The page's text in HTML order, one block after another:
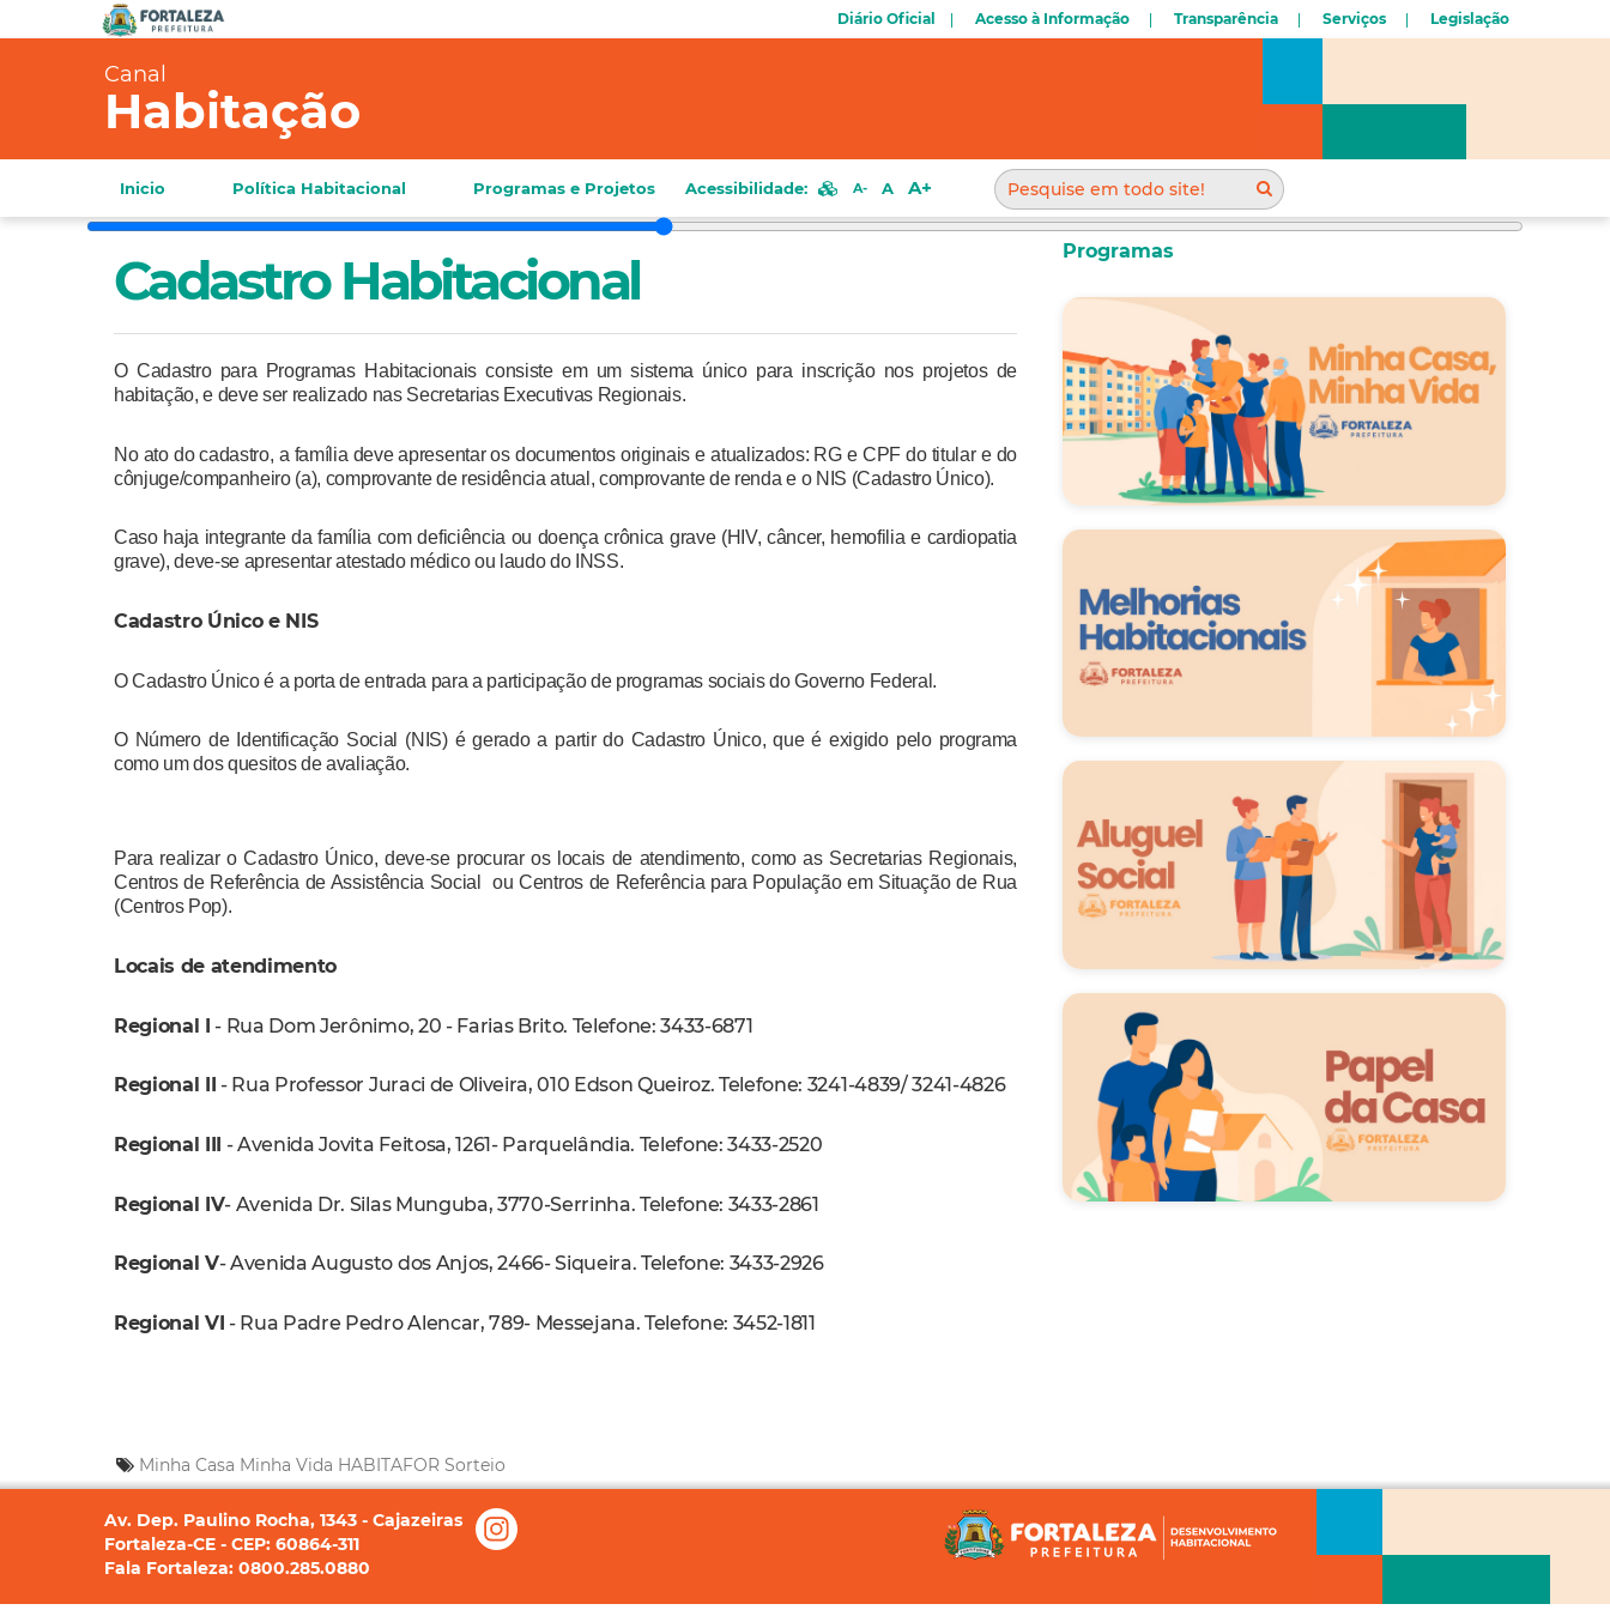
Diário Oficial Acesso à Informação Transparência Serviços Legislação
Canal
Habitação
Inicio Política Habitacional Programas e Projetos Acessibilidade: A- A A+
Cadastro Habitacional
O Cadastro para Programas Habitacionais consiste em um sistema único para inscrição nos projetos de
habitação, e deve ser realizado nas Secretarias Executivas Regionais.
No ato do cadastro, a família deve apresentar os documentos originais e atualizados: RG e CPF do titular e do
cônjuge/companheiro (a), comprovante de residência atual, comprovante de renda e o NIS (Cadastro Único).
Caso haja integrante da família com deficiência ou doença crônica grave (HIV, câncer, hemofilia e cardiopatia
grave), deve-se apresentar atestado médico ou laudo do INSS.
Cadastro Único e NIS
O Cadastro Único é a porta de entrada para a participação de programas sociais do Governo Federal.
O Número de Identificação Social (NIS) é gerado a partir do Cadastro Único, que é exigido pelo programa
como um dos quesitos de avaliação.
Para realizar o Cadastro Único, deve-se procurar os locais de atendimento, como as Secretarias Regionais,
Centros de Referência de Assistência Social ou Centros de Referência para População em Situação de Rua
(Centros Pop).
Locais de atendimento
Regional I - Rua Dom Jerônimo, 20 - Farias Brito. Telefone: 3433-6871
Regional II - Rua Professor Juraci de Oliveira, 010 Edson Queiroz. Telefone: 3241-4839/ 3241-4826
Regional III - Avenida Jovita Feitosa, 1261- Parquelândia. Telefone: 3433-2520
Regional IV- Avenida Dr. Silas Munguba, 3770-Serrinha. Telefone: 3433-2861
Regional V- Avenida Augusto dos Anjos, 2466- Siqueira. Telefone: 3433-2926
Regional VI - Rua Padre Pedro Alencar, 789- Messejana. Telefone: 3452-1811
Minha Casa Minha Vida HABITAFOR Sorteio
Programas
Av. Dep. Paulino Rocha, 1343 - Cajazeiras
Fortaleza-CE - CEP: 60864-311
Fala Fortaleza: 0800.285.0880